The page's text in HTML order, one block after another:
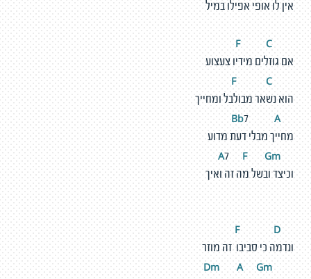
אין לו אופי אפילו במיל
C
אם גוזלים מידיו צעצוע
C
הוא נשאר מבולבל ומחייך
Bb
7 A
מחייך מבלי דעת מדוע
7 F Gm
וכיצד ובשל מה זה ואיך
D
ונדמה כי סביבו זה מוזר
m A Gm